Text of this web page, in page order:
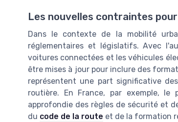
Les nouvelles contraintes
Dans le contexte de la mobilité
réglementaires et législatifs. Avec
voitures connectées et les véhicules
être mises à jour pour inclure des
représentent une part significative
routière. En France, par exemple, le
approfondie des règles de sécurité et
du code de la route et de la formation